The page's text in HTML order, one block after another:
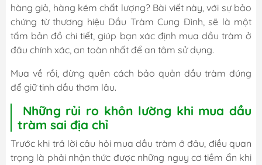
hàng giả, hàng kém chất lượng? Bài viết này, với sự bảo
chứng từ thương hiệu Dầu Tràm Cung Đình, sẽ là một
tấm bản đồ chi tiết, giúp bạn xác định mua dầu tràm ở
đâu chính xác, an toàn nhất để an tâm sử dụng.
Mua về rồi, đừng quên cách bảo quản dầu tràm đúng
để giữ tinh dầu thơm lâu.
Những rủi ro khôn lường khi mua dầu
tràm sai địa chỉ
Trước khi trả lời câu hỏi mua dầu tràm ở đâu, điều quan
trọng là phải nhận thức được những nguy cơ tiềm ẩn khi